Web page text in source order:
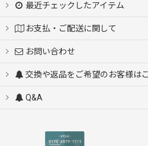
最近チェックしたアイテム
お支払・ご配送に関して
お問い合わせ
交換や返品をご希望のお客様は
Q&A